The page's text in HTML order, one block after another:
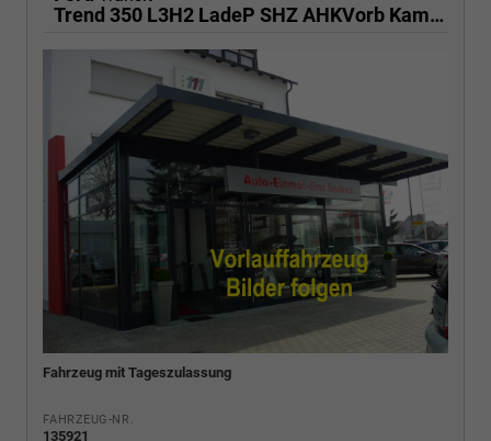
Trend 350 L3H2 LadeP SHZ AHKVorb Kam 3-S
Fahrzeug mit Tageszulassung
FAHRZEUG-NR.
135921